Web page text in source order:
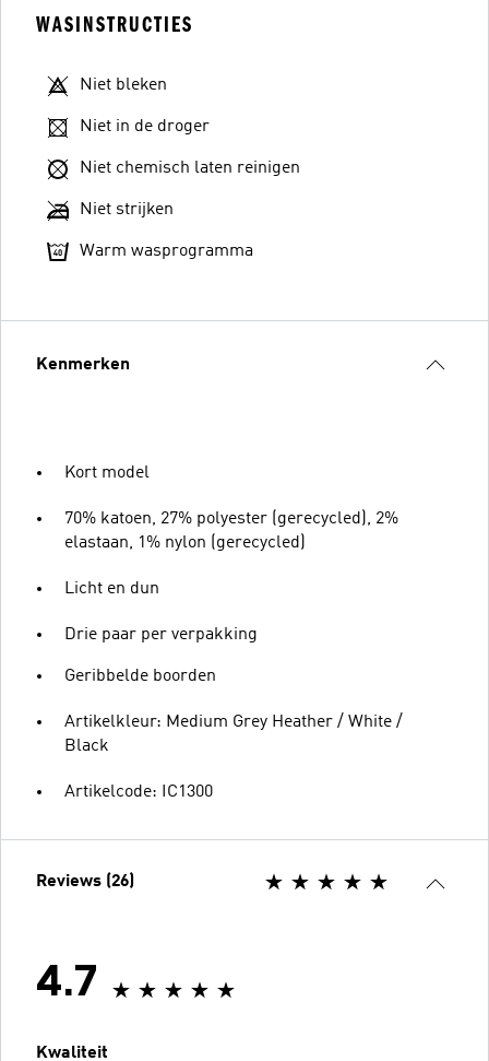
WASINSTRUCTIES
Niet bleken
Niet in de droger
Niet chemisch laten reinigen
Niet strijken
Warm wasprogramma
Kenmerken
Kort model
70% katoen, 27% polyester (gerecycled), 2%
elastaan, 1% nylon (gerecycled)
Licht en dun
Drie paar per verpakking
Geribbelde boorden
Artikelkleur: Medium Grey Heather / White /
Black
Artikelcode: IC1300
Reviews (26)
4.7
Kwaliteit